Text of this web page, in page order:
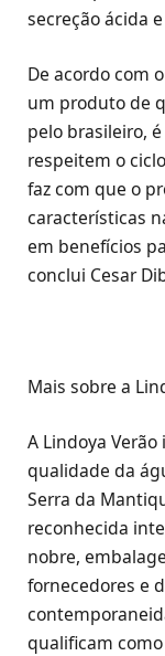
secreção ácida
De acordo com
um produto de
pelo brasileiro,
respeitem o
faz com que o
características
em benefícios
conclui Cesar
Mais sobre a
A Lindoya
qualidade da
Serra da
reconhecida
nobre,
fornecedores e
qualificam